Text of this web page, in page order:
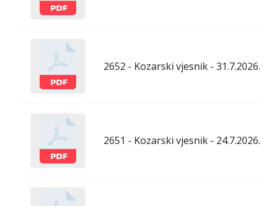
2652 - Kozarski vjesnik - 31.7.2026.
2651 - Kozarski vjesnik - 24.7.2026.